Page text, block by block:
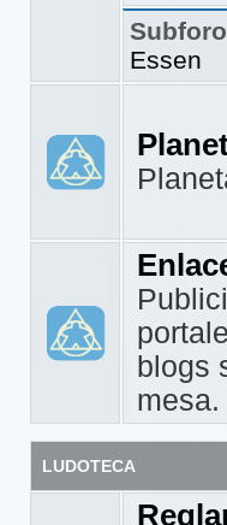
Essen
blogs
mesa.
LUDOTECA